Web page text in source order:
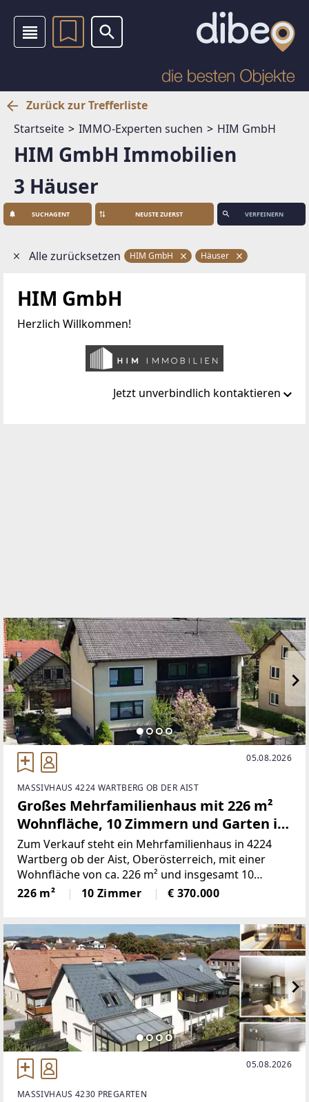
Zurück zur Trefferliste
Startseite
IMMO-Experten suchen HIM GmbH
HIM GmbH Immobilien
3 Häuser
SUCHAGENT VERFEINERN
Alle zurücksetzen HIM GmbH Häuser
HIM GmbH
Herzlich Willkommen!
Jetzt unverbindlich kontaktieren
05.08.2026
MASSIVHAUS 4224 WARTBERG OB DER AIST
Großes Mehrfamilienhaus mit 226 m²
Wohnfläche, 10 Zimmern und Garten in
Wartberg/Aist
Zum Verkauf steht ein Mehrfamilienhaus in 4224
Wartberg ob der Aist, Oberösterreich, mit einer
Wohnfläche von ca. 226 m² und insgesamt 10
Zimmern. Die Immobilie bietet ausreichend Platz für
Großfamilien und verfügt über zwei Badezimmer,
226 m² 10 Zimmer € 370.000
05.08.2026
MASSIVHAUS 4230 PREGARTEN